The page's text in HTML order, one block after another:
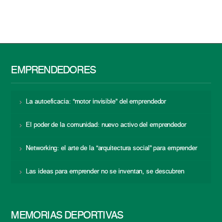
EMPRENDEDORES
La autoeficacia: “motor invisible” del emprendedor
El poder de la comunidad: nuevo activo del emprendedor
Networking: el arte de la “arquitectura social” para emprender
Las ideas para emprender no se inventan, se descubren
MEMORIAS DEPORTIVAS